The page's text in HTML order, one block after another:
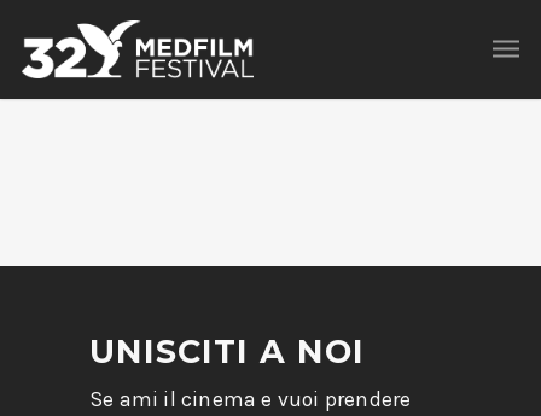
UNISCITI A NOI
Se ami il cinema e vuoi prendere